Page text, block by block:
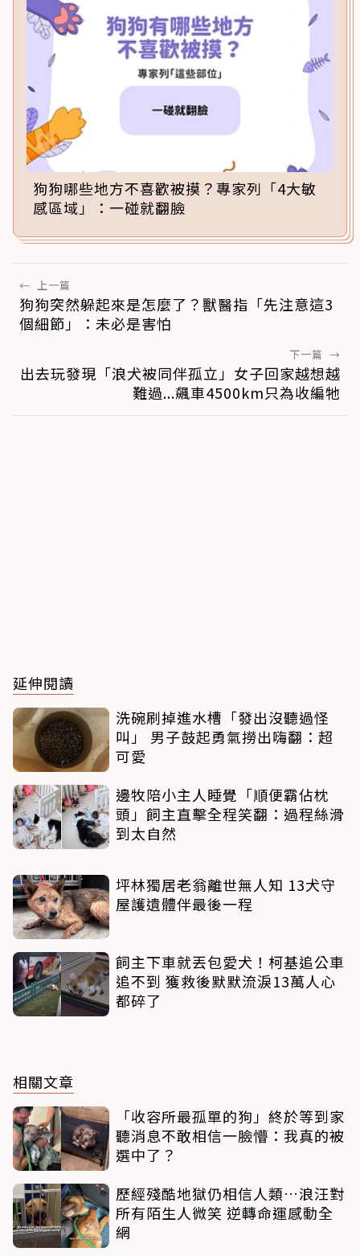
狗狗哪些地方不喜歡被摸？專家列「4大敏
感區域」：一碰就翻臉
← 上一篇
狗狗突然躲起來是怎麼了？獸醫指「先注意這3
個細節」：未必是害怕
下一篇 →
出去玩發現「浪犬被同伴孤立」女子回家越想越
難過...飆車4500km只為收編牠
延伸閱讀
洗碗刷掉進水槽「發出沒聽過怪
叫」 男子鼓起勇氣撈出嗨翻：超
可愛
邊牧陪小主人睡覺「順便霸佔枕
頭」飼主直擊全程笑翻：過程絲滑
到太自然
坪林獨居老翁離世無人知 13犬守
屋護遺體伴最後一程
飼主下車就丟包愛犬！柯基追公車
追不到 獲救後默默流淚13萬人心
都碎了
相關文章
「收容所最孤單的狗」終於等到家
聽消息不敢相信一臉懵：我真的被
選中了？
歷經殘酷地獄仍相信人類…浪汪對
所有陌生人微笑 逆轉命運感動全
網